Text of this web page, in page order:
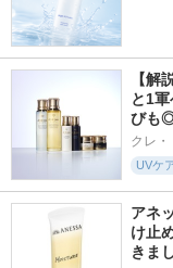
【解
と1
びも
クレ
UVケ
アネ
け止
きま